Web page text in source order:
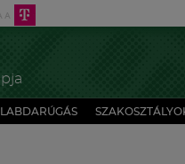
LABDARÚGÁS